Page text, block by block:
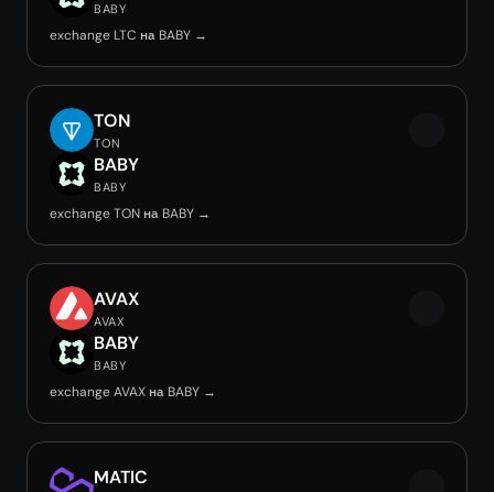
BABY
exchange LTC на BABY →
TON
TON
BABY
BABY
exchange TON на BABY →
AVAX
AVAX
BABY
BABY
exchange AVAX на BABY →
MATIC